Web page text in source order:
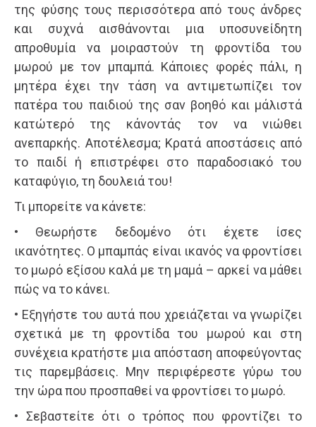
της φύσης τους περισσότερα από τους άνδρες
και συχνά αισθάνονται μια υποσυνείδητη
απροθυμία να μοιραστούν τη φροντίδα του
μωρού με τον μπαμπά. Κάποιες φορές πάλι, η
μητέρα έχει την τάση να αντιμετωπίζει τον
πατέρα του παιδιού της σαν βοηθό και μάλιστά
κατώτερό της κάνοντάς τον να νιώθει
ανεπαρκής. Αποτέλεσμα; Κρατά αποστάσεις από
το παιδί ή επιστρέφει στο παραδοσιακό του
καταφύγιο, τη δουλειά του!
Τι μπορείτε να κάνετε:
• Θεωρήστε δεδομένο ότι έχετε ίσες
ικανότητες. Ο μπαμπάς είναι ικανός να φροντίσει
το μωρό εξίσου καλά με τη μαμά – αρκεί να μάθει
πώς να το κάνει.
• Εξηγήστε του αυτά που χρειάζεται να γνωρίζει
σχετικά με τη φροντίδα του μωρού και στη
συνέχεια κρατήστε μια απόσταση αποφεύγοντας
τις παρεμβάσεις. Μην περιφέρεστε γύρω του
την ώρα που προσπαθεί να φροντίσει το μωρό.
• Σεβαστείτε ότι ο τρόπος που φροντίζει το